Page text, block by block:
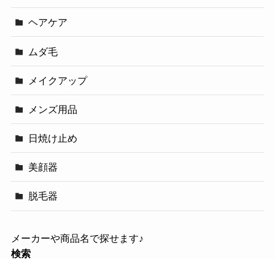
ヘアケア
ムダ毛
メイクアップ
メンズ用品
日焼け止め
美顔器
脱毛器
メーカーや商品名で探せます♪
検索